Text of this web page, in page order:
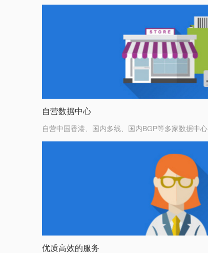
自营数据中心
自营中国香港、国内多线、国内BGP等多家数据中心
优质高效的服务